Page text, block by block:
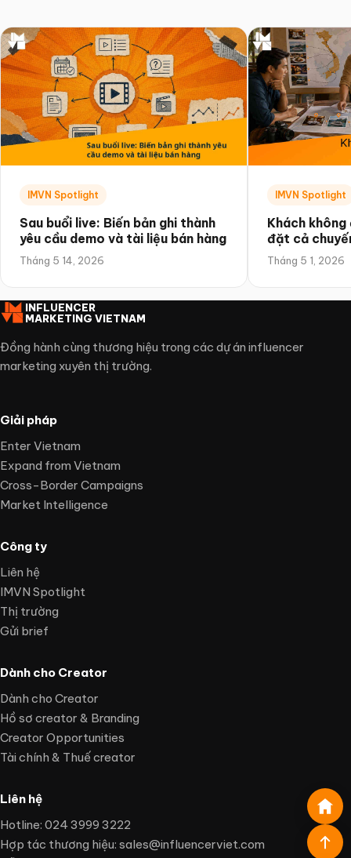
IMVN Spotlight
Sau buổi live: Biến bản ghi thành
yêu cầu demo và tài liệu bán hàng
Tháng 5 14, 2026
IMVN Spotlight
Khách
đặt cả
quảng bá
Tháng 5 1, 2026
INFLUENCER
MARKETING VIETNAM
Đồng hành cùng thương hiệu trong các dự án influencer
marketing xuyên thị trường.
Giải pháp
Enter Vietnam
Expand from Vietnam
Cross-Border Campaigns
Market Intelligence
Công ty
Liên hệ
IMVN Spotlight
Thị trường
Gửi brief
Dành cho Creator
Dành cho Creator
Hồ sơ creator & Branding
Creator Opportunities
Tài chính & Thuế creator
Liên hệ
Hotline: 024 3999 3222
Hợp tác thương hiệu: sales@influencerviet.com